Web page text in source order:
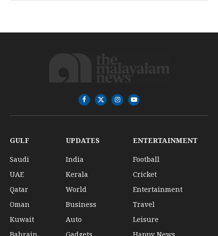
Facebook
X
(Twitter)
InstagramYouTube
GULF
Saudi
UAE
Qatar
Oman
Kuwait
UPDATES
India
Kerala
World
Business
Auto
ENTERTAINMENT
Football
Cricket
Entertainment
Travel
Leisure